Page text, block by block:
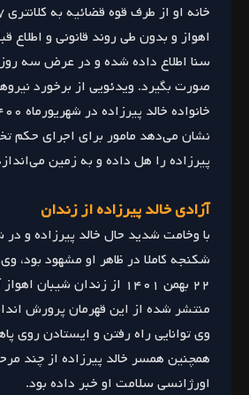
اهواز و بدون طی روند قانونی و اطلاع
سنا اطلاع داده شده و در عرض سه روز
صورت بگیرد. ویدئویی از برخورد
نشان می‌دهد مامور برای اجرای حکم
پیرزاده را هل داده و به زمین
آزادی خالد پیرزاده از زندان
با وخامت شدید حال خالد پیرزاده و در
شکنجه کاملا در ظاهر او مشهود بود،
۲۲ بهمن ۱۴۰۱ از زندان
منتشر شده از این قهرمان پرورش
وی توانایی راه رفتن و ایستادن روی
همچنین همسر خالد پیرزاده از چند
اورژانسی سلامت او خبر داده بود.